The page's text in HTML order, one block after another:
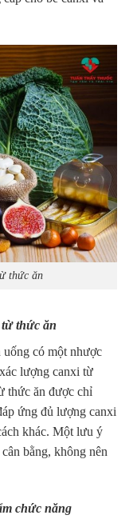
thức ăn
từ thức ăn
uống có một nhược
lượng canxi từ
thức ăn được chỉ
ứng đủ lượng canxi
khác. Một lưu ý
bằng, không nên
chức năng